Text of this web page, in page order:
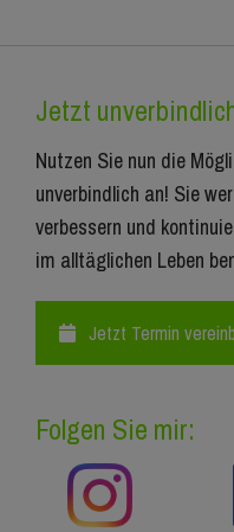
Jetzt
Nutzen Sie nun die
unverbindlich an! Sie
verbessern und
im alltäglichen Leben
Jetzt Termin
Folgen Sie mir: